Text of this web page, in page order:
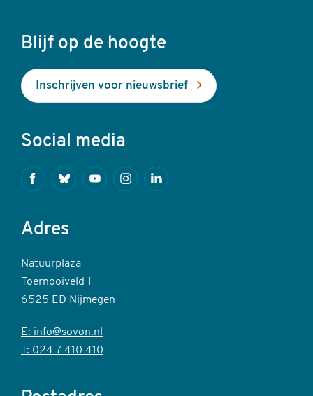
Blijf op de hoogte
Inschrijven voor nieuwsbrief
Social media
FacebookBlueskyYoutubeInstagramLinkedin
Adres
Natuurplaza
Toernooiveld 1
6525 ED Nijmegen
E: info@sovon.nl
T: 024 7 410 410